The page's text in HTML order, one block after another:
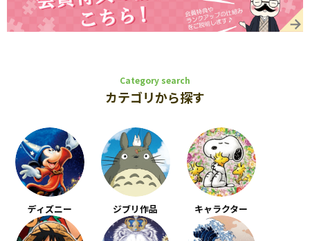
Category search
カテゴリから探す
ディズニー ジブリ作品 キャラクター